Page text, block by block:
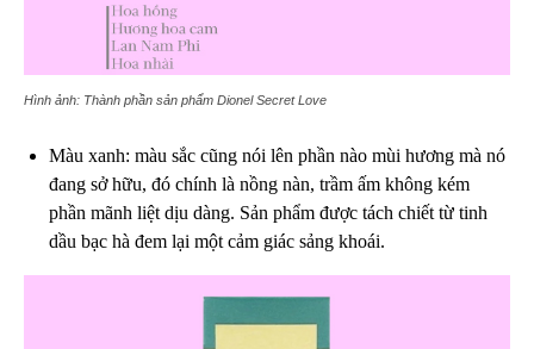
Hình ảnh: Thành phần sản phẩm Dionel Secret Love
Màu xanh: màu sắc cũng nói lên phần nào mùi hương mà nó
đang sở hữu, đó chính là nồng nàn, trầm ấm không kém
phần mãnh liệt dịu dàng. Sản phẩm được tách chiết từ tinh
dầu bạc hà đem lại một cảm giác sảng khoái.